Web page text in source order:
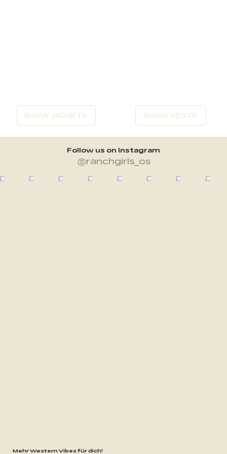
Mehr Western Vibes für dich!
SHOW JACKETS SHOW VESTS
Follow us on Instagram
@ranchgirls_os